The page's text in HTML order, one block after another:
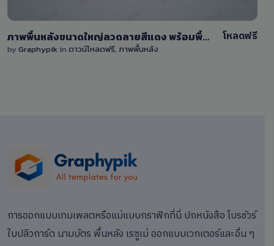
ภาพพื้นหลังขนาดใหญ่ลวดลายสีแดง พร้อมพื้นที่สำหรับแก้ไขข้อความ
by Graphypik in ดาวน์โหลดฟรี, ภาพพื้นหลัง
โหลดฟรี
การออกแบบเทมเพลตหรือแม่แบบกราฟิกที่นี่ ปกหนังสือ โบรชัวร์
ใบปลิวการ์ด นามบัตร พื้นหลัง เรซูเม่ ออกแบบเวกเตอร์และอื่น ๆ